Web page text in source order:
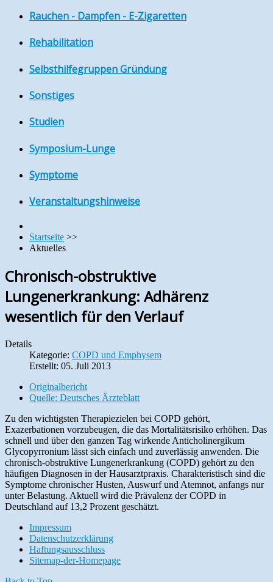
Rauchen - Dampfen - E-Zigaretten
Rehabilitation
Selbsthilfegruppen Gründung
Sonstiges
Studien
Symposium-Lunge
Symptome
Veranstaltungshinweise
Startseite >>
Aktuelles
Chronisch-obstruktive
Lungenerkrankung: Adhärenz
wesentlich für den Verlauf
Details
Kategorie: COPD und Emphysem
Erstellt: 05. Juli 2013
Originalbericht
Quelle: Deutsches Ärzteblatt
Zu den wichtigsten Therapiezielen bei COPD gehört,
Exazerbationen vorzubeugen, die das Mortalitätsrisiko erhöhen. Das
schnell und über den ganzen Tag wirkende Anticholinergikum
Glycopyrronium lässt sich einfach und zuverlässig anwenden. Die
chronisch-obstruktive Lungenerkrankung (COPD) gehört zu den
häufigen Diagnosen in der Hausarztpraxis. Charakteristisch sind die
Symptome chronischer Husten, Auswurf und Atemnot, anfangs nur
unter Belastung. Aktuell wird die Prävalenz der COPD in
Deutschland auf 13,2 Prozent geschätzt.
Impressum
Datenschutzerklärung
Haftungsausschluss
Sitemap-der-Homepage